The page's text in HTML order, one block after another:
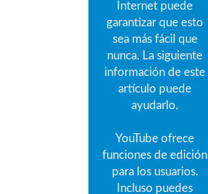
Internet puede
garantizar que esto
sea más fácil que
nunca. La siguiente
información de este
artículo puede
ayudarlo.
YouTube ofrece
funciones de edición
para los usuarios.
Incluso puedes